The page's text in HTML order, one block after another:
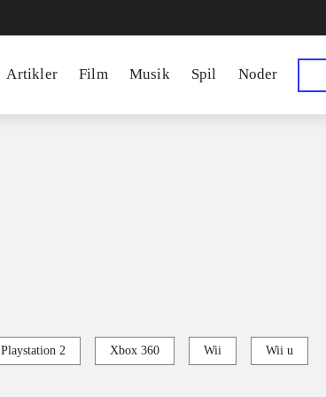
Artikler Film Musik Spil Noder
Playstation 2 Xbox 360 Wii Wii u